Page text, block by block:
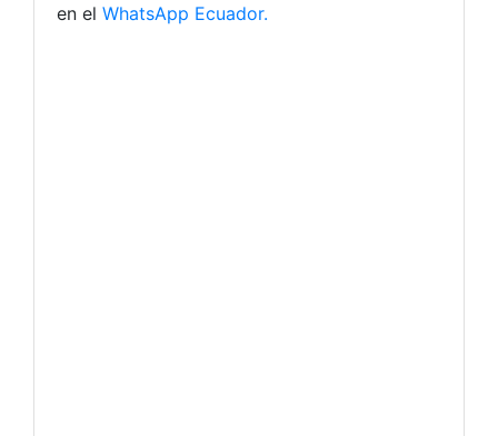
en el WhatsApp Ecuador.